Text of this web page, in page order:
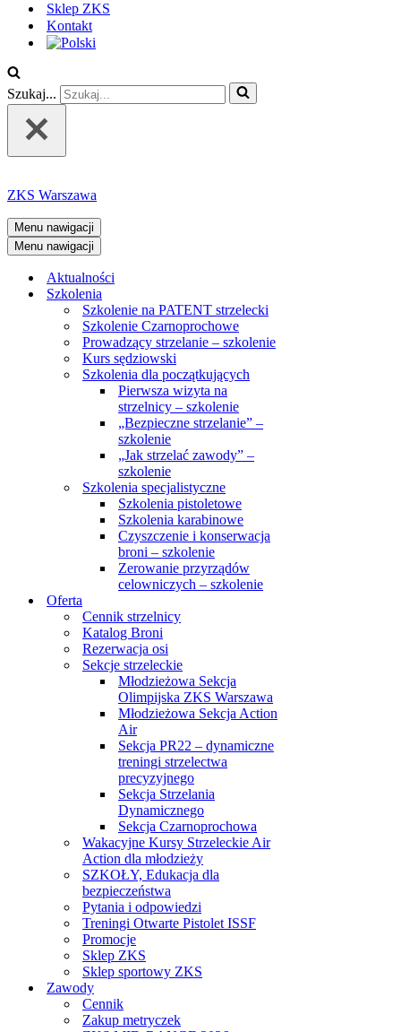
Sklep ZKS
Kontakt
Szukaj...
ZKS Warszawa
Menu nawigacji
Menu nawigacji
Aktualności
Szkolenia
Szkolenie na PATENT strzelecki
Szkolenie Czarnoprochowe
Prowadzący strzelanie – szkolenie
Kurs sędziowski
Szkolenia dla początkujących
Pierwsza wizyta na
strzelnicy – szkolenie
„Bezpieczne strzelanie” –
szkolenie
„Jak strzelać zawody” –
szkolenie
Szkolenia specjalistyczne
Szkolenia pistoletowe
Szkolenia karabinowe
Czyszczenie i konserwacja
broni – szkolenie
Zerowanie przyrządów
celowniczych – szkolenie
Oferta
Cennik strzelnicy
Katalog Broni
Rezerwacja osi
Sekcje strzeleckie
Młodzieżowa Sekcja
Olimpijska ZKS Warszawa
Młodzieżowa Sekcja Action
Air
Sekcja PR22 – dynamiczne
treningi strzelectwa
precyzyjnego
Sekcja Strzelania
Dynamicznego
Sekcja Czarnoprochowa
Wakacyjne Kursy Strzeleckie Air
Action dla młodzieży
SZKOŁY, Edukacja dla
bezpieczeństwa
Pytania i odpowiedzi
Treningi Otwarte Pistolet ISSF
Promocje
Sklep ZKS
Sklep sportowy ZKS
Zawody
Cennik
Zakup metryczek